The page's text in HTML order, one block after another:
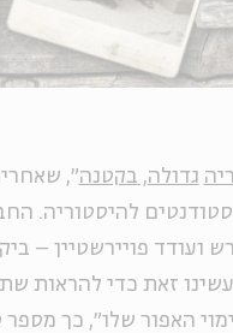
גדולה, בקטנה
להיסטוריה.
ועודד פויירשטיין –
זאת כדי להראות
האפור שלו״, כך